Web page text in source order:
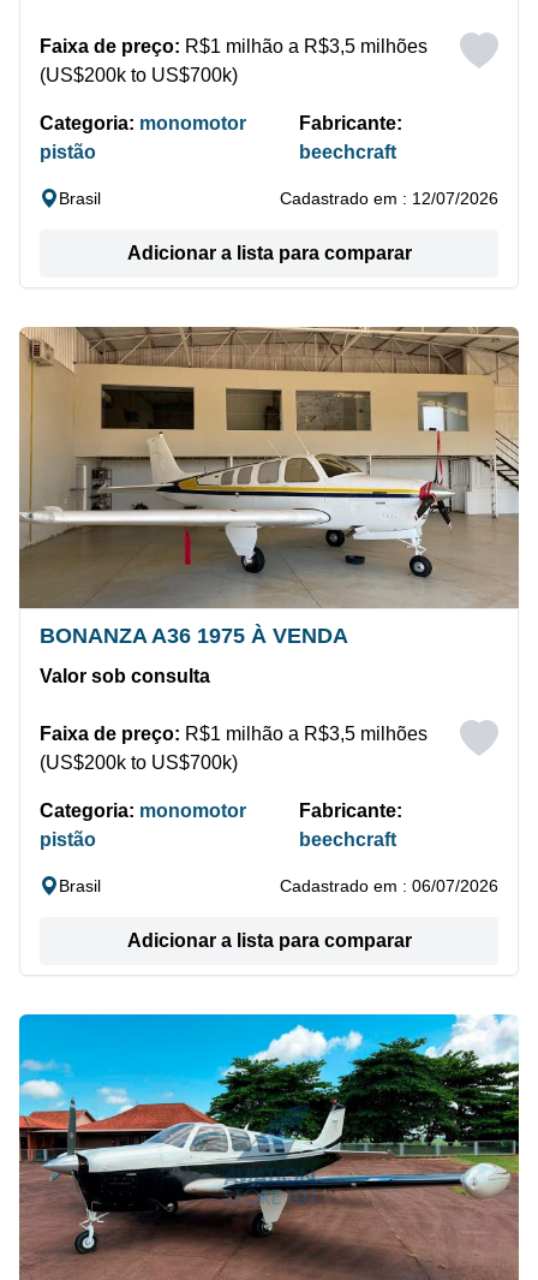
Faixa de preço: R$1 milhão a R$3,5 milhões
(US$200k to US$700k)
Categoria: monomotor
pistão
Fabricante:
beechcraft
Brasil Cadastrado em : 12/07/2026
Adicionar a lista para comparar
BONANZA A36 1975 À VENDA
Valor sob consulta
Faixa de preço: R$1 milhão a R$3,5 milhões
(US$200k to US$700k)
Categoria: monomotor
pistão
Fabricante:
beechcraft
Brasil Cadastrado em : 06/07/2026
Adicionar a lista para comparar